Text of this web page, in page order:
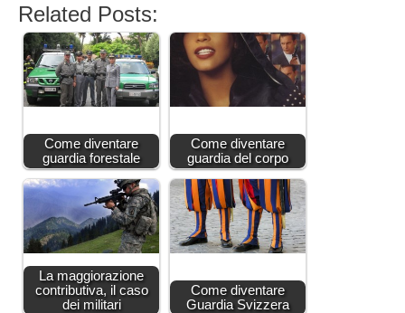
Related Posts:
Come diventare
guardia forestale
Come diventare
guardia del corpo
La maggiorazione
contributiva, il caso
dei militari
Come diventare
Guardia Svizzera